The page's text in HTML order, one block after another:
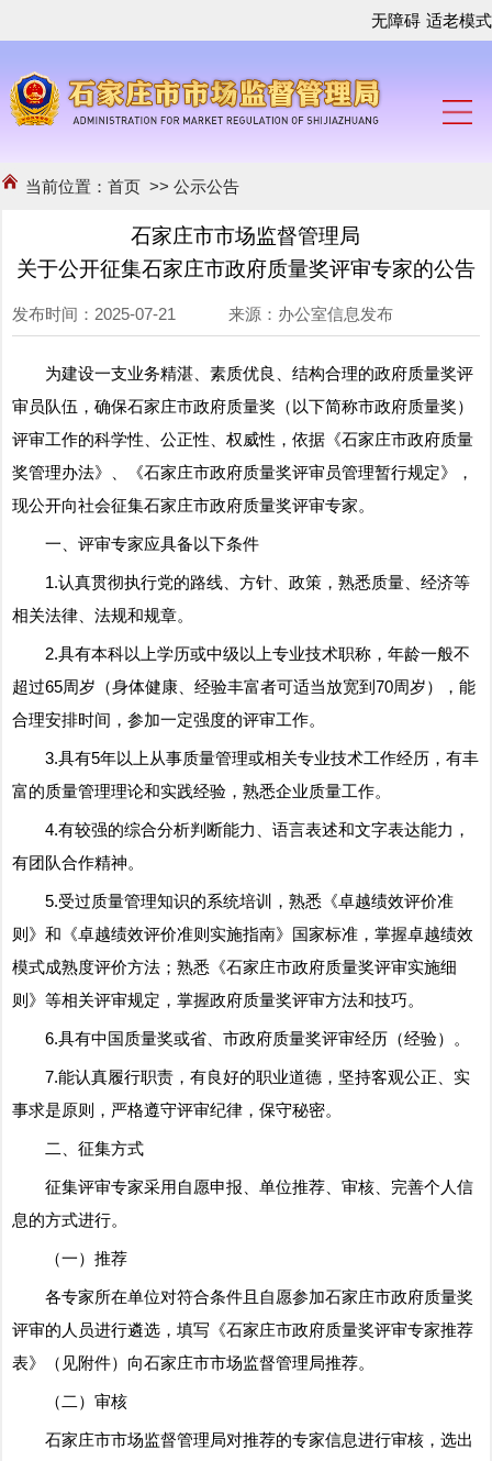
无障碍 适老模式
当前位置：首页 >>公示公告
石家庄市市场监督管理局
关于公开征集石家庄市政府质量奖评审专家的公告
发布时间：2025-07-21 来源：办公室信息发布
为建设一支业务精湛、素质优良、结构合理的政府质量奖评
审员队伍，确保石家庄市政府质量奖（以下简称市政府质量奖）
评审工作的科学性、公正性、权威性，依据《石家庄市政府质量
奖管理办法》、《石家庄市政府质量奖评审员管理暂行规定》，
现公开向社会征集石家庄市政府质量奖评审专家。
一、评审专家应具备以下条件
1.认真贯彻执行党的路线、方针、政策，熟悉质量、经济等
相关法律、法规和规章。
2.具有本科以上学历或中级以上专业技术职称，年龄一般不
超过65周岁（身体健康、经验丰富者可适当放宽到70周岁），能
合理安排时间，参加一定强度的评审工作。
3.具有5年以上从事质量管理或相关专业技术工作经历，有丰
富的质量管理理论和实践经验，熟悉企业质量工作。
4.有较强的综合分析判断能力、语言表述和文字表达能力，
有团队合作精神。
5.受过质量管理知识的系统培训，熟悉《卓越绩效评价准
则》和《卓越绩效评价准则实施指南》国家标准，掌握卓越绩效
模式成熟度评价方法；熟悉《石家庄市政府质量奖评审实施细
则》等相关评审规定，掌握政府质量奖评审方法和技巧。
6.具有中国质量奖或省、市政府质量奖评审经历（经验）。
7.能认真履行职责，有良好的职业道德，坚持客观公正、实
事求是原则，严格遵守评审纪律，保守秘密。
二、征集方式
征集评审专家采用自愿申报、单位推荐、审核、完善个人信
息的方式进行。
（一）推荐
各专家所在单位对符合条件且自愿参加石家庄市政府质量奖
评审的人员进行遴选，填写《石家庄市政府质量奖评审专家推荐
表》（见附件）向石家庄市市场监督管理局推荐。
（二）审核
石家庄市市场监督管理局对推荐的专家信息进行审核，选出